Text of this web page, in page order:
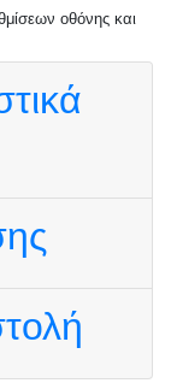
οθόνης και